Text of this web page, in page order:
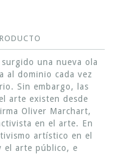
una nueva ola
al dominio cada vez
Sin embargo, las
arte existen desde
Oliver Marchart,
en el arte. En
artístico en el
el arte público, e